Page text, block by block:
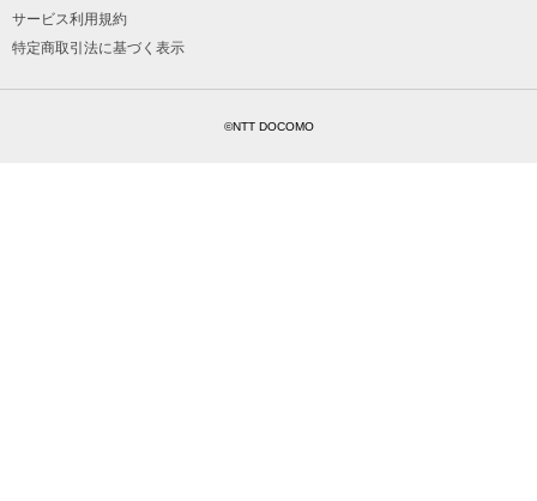
サービス利用規約
特定商取引法に基づく表示
©NTT DOCOMO